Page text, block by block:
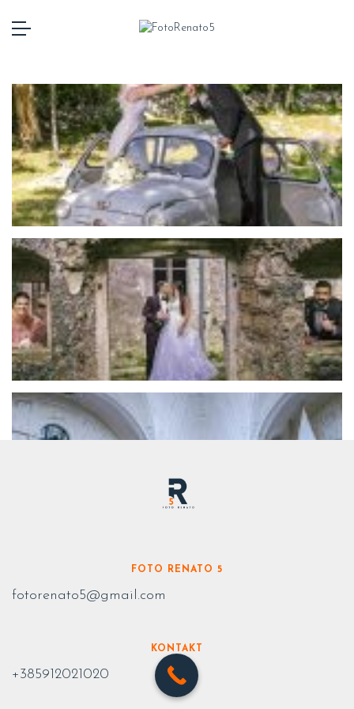
FOTO RENATO 5
fotorenato5@gmail.com
KONTAKT
+385912021020